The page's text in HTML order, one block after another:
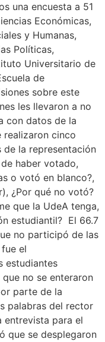
una encuesta a 51
Económicas,
y Humanas,
Políticas,
Universitario de
de
sobre este
les llevaron a no
con datos de la
realizaron cinco
de la representación
haber votado,
o votó en blanco?,
¿Por qué no votó?
que la UdeA tenga,
estudiantil? El 66.7
no participó de las
el
estudiantes
no se enteraron
parte de la
palabras del rector
entrevista para el
que se desplegaron